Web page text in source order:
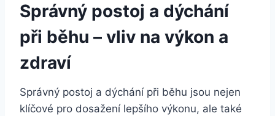
Správný postoj a dýchání
při běhu – vliv na výkon a
zdraví
Správný postoj a dýchání při běhu jsou nejen
klíčové pro dosažení lepšího výkonu, ale také